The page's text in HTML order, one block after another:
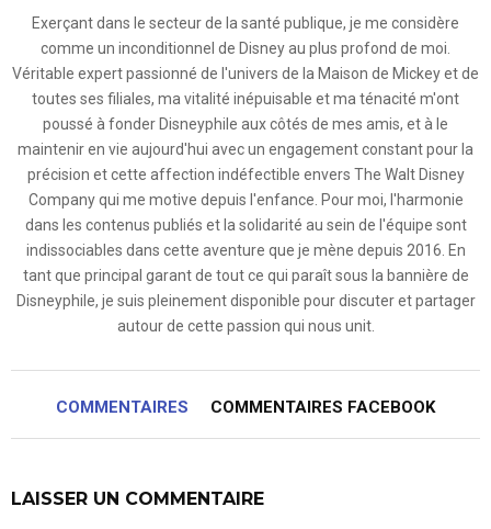
Exerçant dans le secteur de la santé publique, je me considère
comme un inconditionnel de Disney au plus profond de moi.
Véritable expert passionné de l'univers de la Maison de Mickey et de
toutes ses filiales, ma vitalité inépuisable et ma ténacité m'ont
poussé à fonder Disneyphile aux côtés de mes amis, et à le
maintenir en vie aujourd'hui avec un engagement constant pour la
précision et cette affection indéfectible envers The Walt Disney
Company qui me motive depuis l'enfance. Pour moi, l'harmonie
dans les contenus publiés et la solidarité au sein de l'équipe sont
indissociables dans cette aventure que je mène depuis 2016. En
tant que principal garant de tout ce qui paraît sous la bannière de
Disneyphile, je suis pleinement disponible pour discuter et partager
autour de cette passion qui nous unit.
COMMENTAIRES COMMENTAIRES FACEBOOK
LAISSER UN COMMENTAIRE